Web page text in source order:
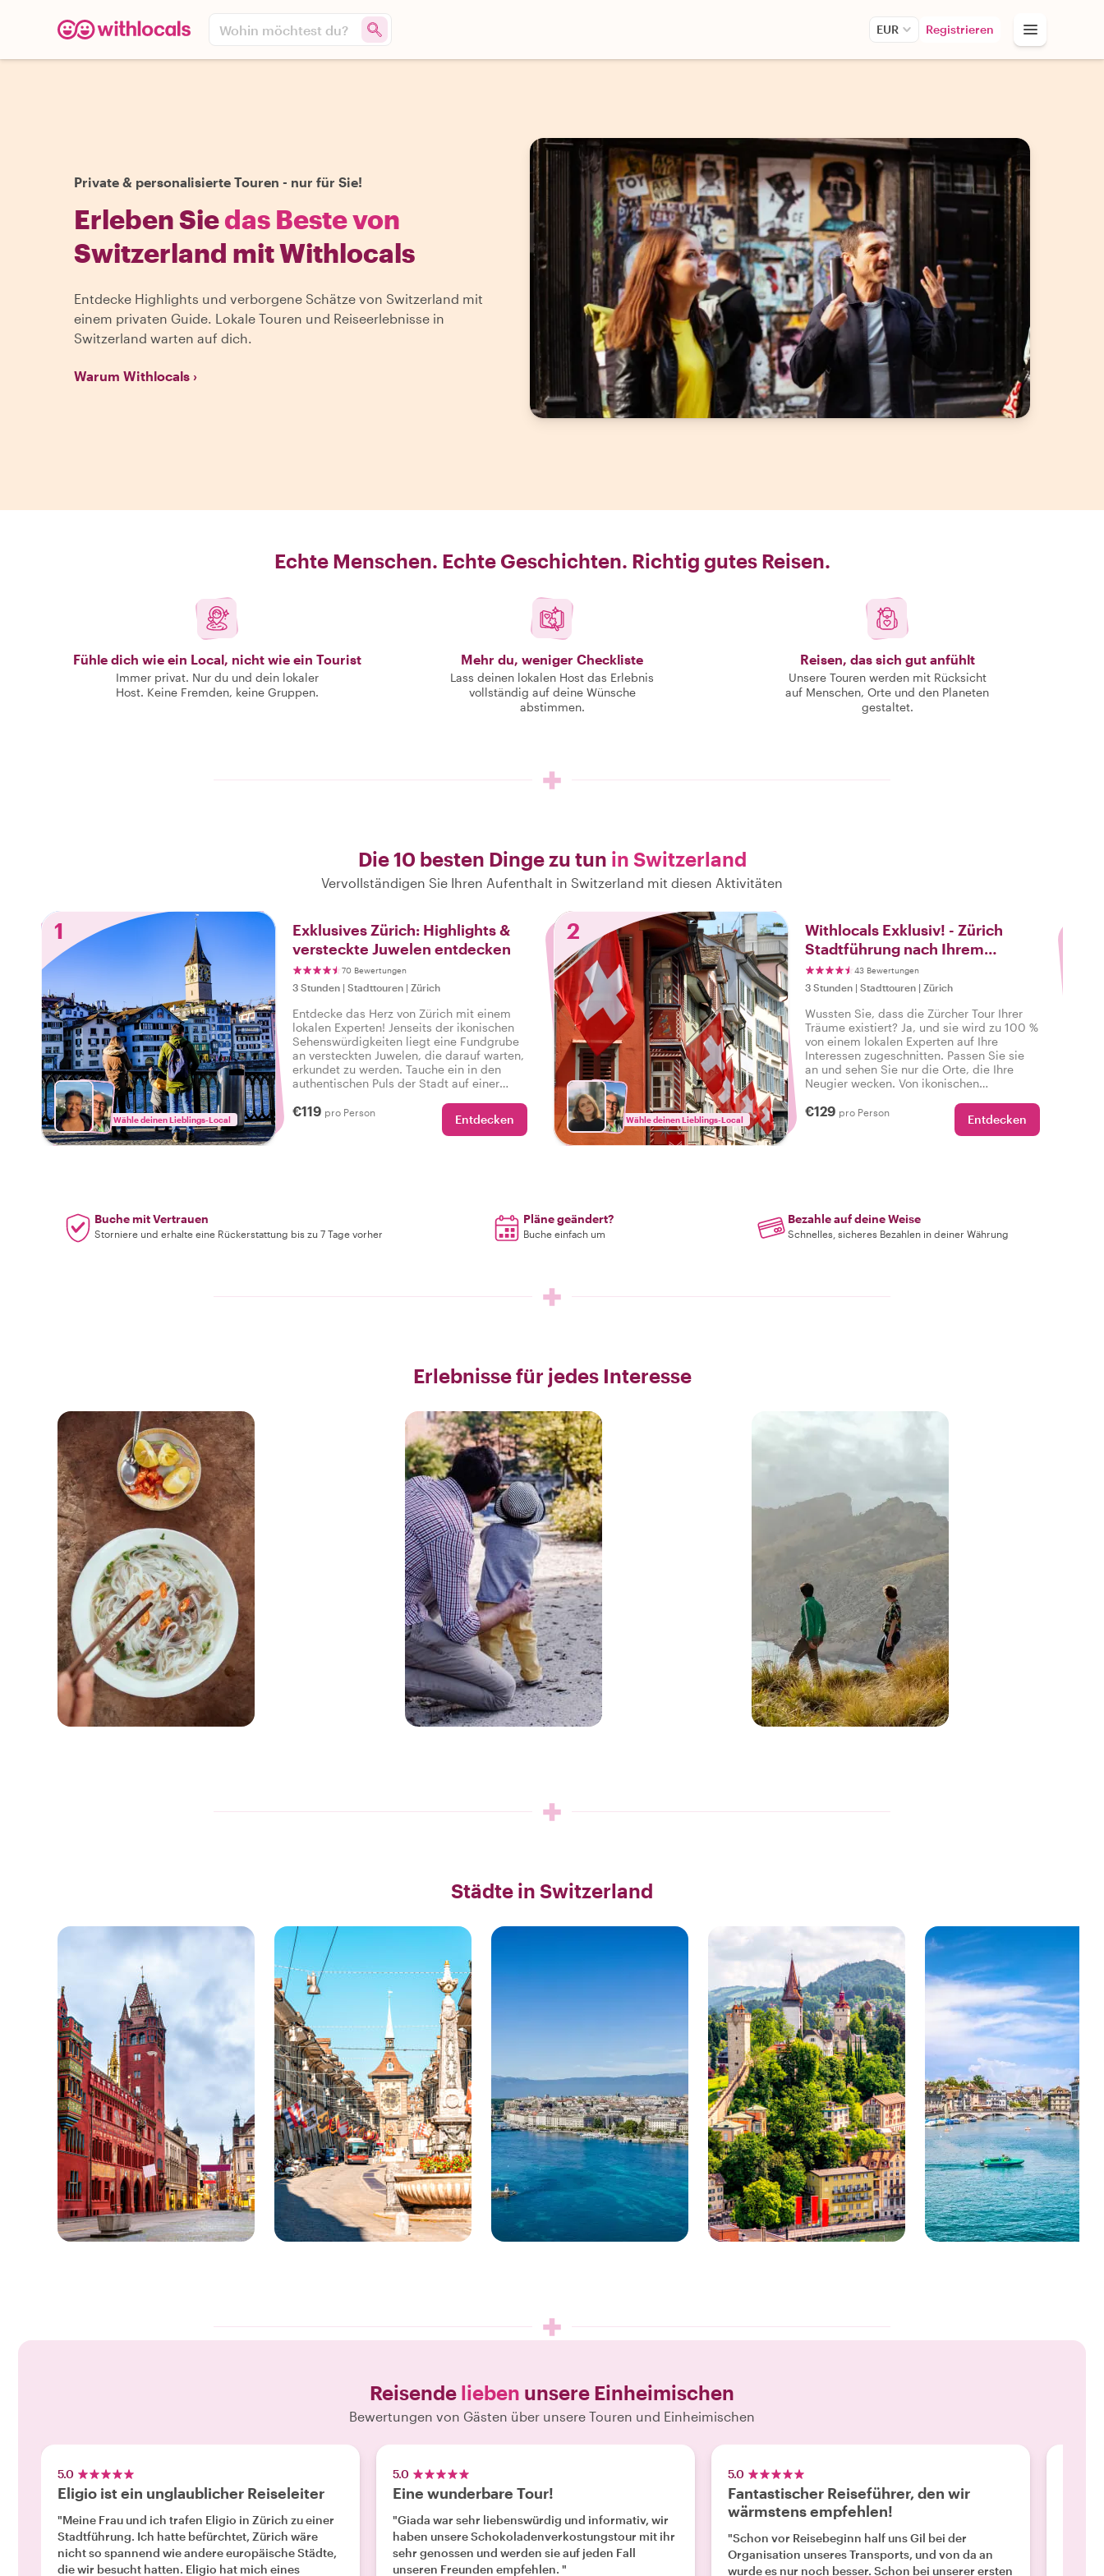
Wohin möchtest du? EUR Registrieren
Private & personalisierte Touren - nur für Sie!
Erleben Siedas Beste von
Switzerland mit Withlocals
Entdecke Highlights und verborgene Schätze von Switzerland mit
einem privaten Guide. Lokale Touren und Reiseerlebnisse in
Switzerland warten auf dich.
Warum Withlocals
Echte Menschen. Echte Geschichten. Richtig gutes Reisen.
Fühle dich wie ein Local, nicht wie ein Tourist
Immer privat. Nur du und dein lokaler
Host. Keine Fremden, keine Gruppen.
Mehr du, weniger Checkliste
Lass deinen lokalen Host das Erlebnis
vollständig auf deine Wünsche
abstimmen.
Reisen, das sich gut anfühlt
Unsere Touren werden mit Rücksicht
auf Menschen, Orte und den Planeten
gestaltet.
Die 10 besten Dinge zu tun in Switzerland
Vervollständigen Sie Ihren Aufenthalt in Switzerland mit diesen Aktivitäten
1
Wähle deinen Lieblings-Local
Exklusives Zürich: Highlights &
versteckte Juwelen entdecken
70 Bewertungen
3 Stunden | Stadttouren | Zürich
Entdecke das Herz von Zürich mit einem
lokalen Experten! Jenseits der ikonischen
Sehenswürdigkeiten liegt eine Fundgrube
an versteckten Juwelen, die darauf warten,
erkundet zu werden. Tauche ein in den
authentischen Puls der Stadt auf einer
ihre lebendigen Straßen und fesselnden
Geschichten verspricht. Erlebe die Essenz
€119 pro Person Entdecken
2
Wähle deinen Lieblings-Local
Withlocals Exklusiv! - Zürich
Stadtführung nach Ihrem
Geschmack
43 Bewertungen
3 Stunden | Stadttouren | Zürich
Wussten Sie, dass die Zürcher Tour Ihrer
Träume existiert? Ja, und sie wird zu 100 %
von einem lokalen Experten auf Ihre
Interessen zugeschnitten. Passen Sie sie
an und sehen Sie nur die Orte, die Ihre
Neugier wecken. Von ikonischen
Juwelen in den Vierteln – Ihre Wünsche
sind uns Befehl! Erkunden Sie mit einem
Einheimischen und erleben Sie Zürich wie
€129 pro Person Entdecken
Buche mit Vertrauen
Storniere und erhalte eine Rückerstattung bis zu 7 Tage vorher
Pläne geändert?
Buche einfach um
Bezahle auf deine Weise
Schnelles, sicheres Bezahlen in deiner Währung
Erlebnisse für jedes Interesse
Städte in Switzerland
Reisende lieben unsere Einheimischen
Bewertungen von Gästen über unsere Touren und Einheimischen
5.0
Eligio ist ein unglaublicher Reiseleiter
"Meine Frau und ich trafen Eligio in Zürich zu einer
Stadtführung. Ich hatte befürchtet, Zürich wäre
nicht so spannend wie andere europäische Städte,
die wir besucht hatten. Eligio hat mich eines
5.0
Eine wunderbare Tour!
"Giada war sehr liebenswürdig und informativ, wir
haben unsere Schokoladenverkostungstour mit ihr
sehr genossen und werden sie auf jeden Fall
unseren Freunden empfehlen. "
5.0
Fantastischer Reiseführer, den wir
wärmstens empfehlen!
"Schon vor Reisebeginn half uns Gil bei der
Organisation unseres Transports, und von da an
wurde es nur noch besser. Schon bei unserer ersten